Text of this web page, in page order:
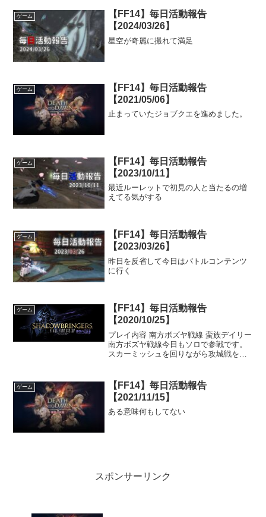
ゲーム
【FF14】毎日活動報告
【2024/03/26】
星空が奇麗に撮れて満足
ゲーム
【FF14】毎日活動報告
【2021/05/06】
止まっていたジョブクエを進めました。
ゲーム
【FF14】毎日活動報告
【2023/10/11】
最近ルーレットで初見の人と当たるの増
えてる気がする
ゲーム
【FF14】毎日活動報告
【2023/03/26】
昨日を反省して今日はバトルコンテンツ
に行く
ゲーム
【FF14】毎日活動報告
【2020/10/25】
プレイ内容 南方ボズヤ戦線 蛮族デイリー
南方ボズヤ戦線今日もソロで参戦です。
スカーミッシュを回りながら攻城戦を待
ました。やっと竜騎士のスキル回しに慣
れてきたところでした...
ゲーム
【FF14】毎日活動報告
【2021/11/15】
ある意味何もしてない
スポンサーリンク